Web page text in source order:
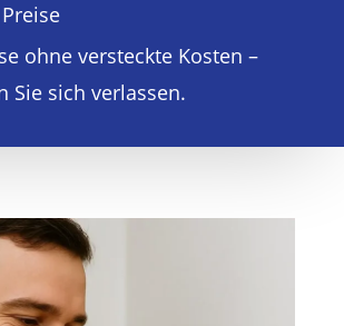
ohne versteckte Kosten –
Sie sich verlassen.